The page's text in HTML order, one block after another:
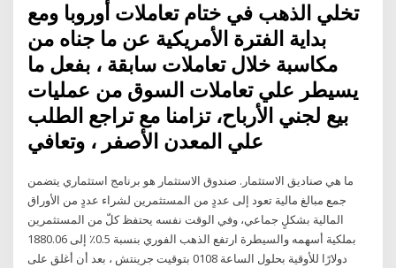
تخلي الذهب في ختام تعاملات أوروبا ومع
بداية الفترة الأمريكية عن ما جناه من
مكاسبة خلال تعاملات سابقة ، بفعل ما
يسيطر علي تعاملات السوق من عمليات
بيع لجني الأرباح، تزامنا مع تراجع الطلب
علي المعدن الأصفر ، وتعافي
ما هي صناديق الاستثمار. صندوق الاستثمار هو برنامج استثماري يتضمن
جمع مبالغ مالية تعود إلى عددٍ من المستثمرين لشراء عددٍ من الأوراق
المالية بشكلٍ جماعي، وفي الوقت نفسه يحتفظ كلّ من المستثمرين
بملكية أسهمه والسيطرة ارتفع الذهب الفوري بنسبة 0.5٪ إلى 1880.06
دولارًا للأوقية بحلول الساعة 0108 بتوقيت جرينتش ، بعد أن أغلق على